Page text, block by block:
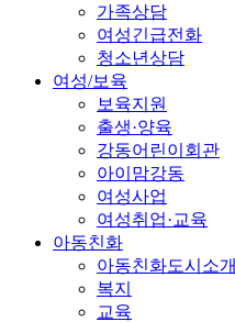
가족상담
여성긴급전화
청소년상담
여성/보육
보육지원
출생·양육
강동어린이회관
아이맘강동
여성사업
여성취업·교육
아동친화
아동친화도시소개
복지
교육